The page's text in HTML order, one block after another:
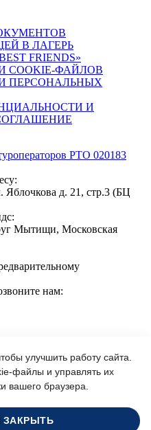
В ЛАГЕРЬ
FRIENDS»
COOKIE-ФАЙЛОВ
ПЕРСОНАЛЬНЫХ
И
РТО 020183
Яблочкова д. 21, стр.3 (БЦ
Мытищи, Московская
нам:
еще дешевле!
улучшить работу сайта.
файлы и управлять их
вашего браузера.
ЗАКРЫТЬ